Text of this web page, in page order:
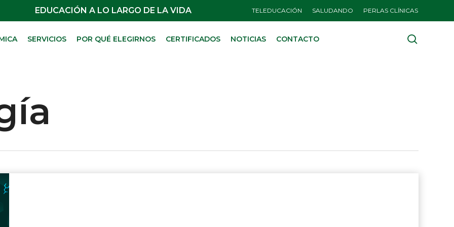
EDUCACIÓN A LO LARGO DE LA VIDA TELEDUCACIÓN SALUDANDO PERLAS CLÍNICAS
SERVICIOS POR QUÉ ELEGIRNOS CERTIFICADOS NOTICIAS CONTACTO